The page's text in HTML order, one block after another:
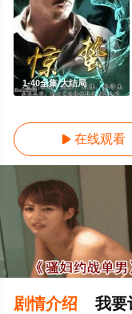
1-40全集/大结局
 在线观看
剧情介绍 我要